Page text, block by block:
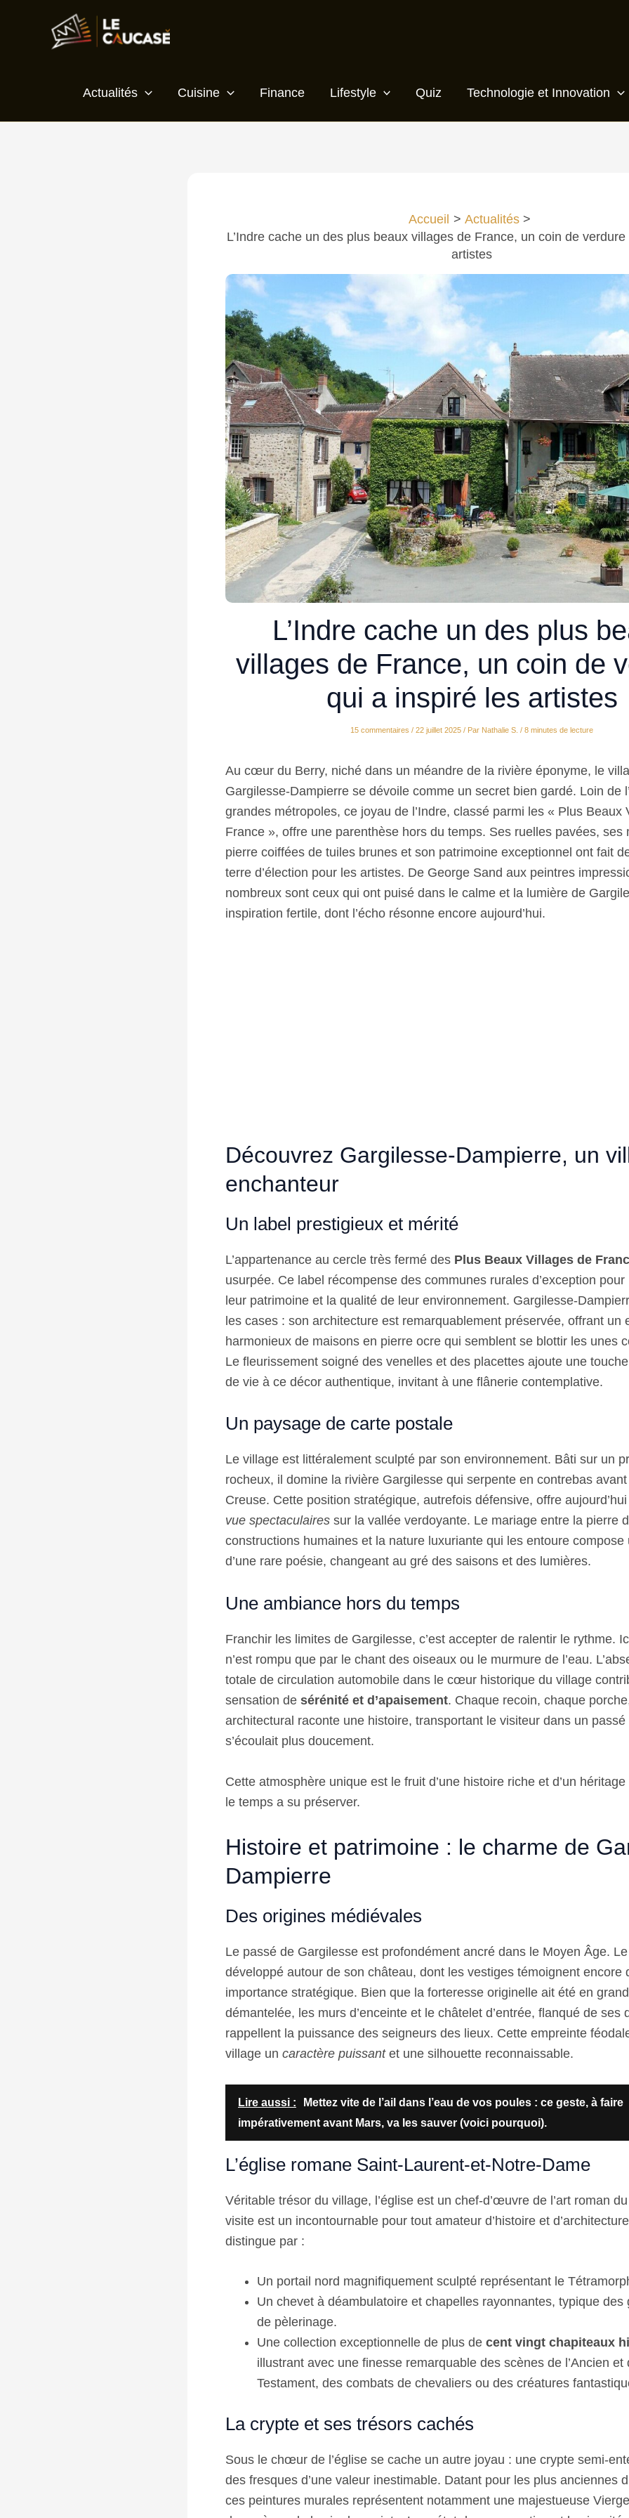
Actualités Cuisine Finance Lifestyle Quiz Technologie et Innovation
Accueil
Actualités
L’Indre cache un des plus beaux villages de France, un coin de
artistes
L’Indre cache un des plus
villages de France, un coin de
qui a inspiré les artistes
15 commentaires / 22 juillet 2025 / Par Nathalie S. / 8 minutes de lecture
Au cœur du Berry, niché dans un méandre de la rivière éponyme, le
Gargilesse-Dampierre se dévoile comme un secret bien gardé. Loin de
grandes métropoles, ce joyau de l’Indre, classé parmi les « Plus Beaux
France », offre une parenthèse hors du temps. Ses ruelles pavées, ses
pierre coiffées de tuiles brunes et son patrimoine exceptionnel ont fait
terre d’élection pour les artistes. De George Sand aux peintres
nombreux sont ceux qui ont puisé dans le calme et la lumière de
inspiration fertile, dont l’écho résonne encore aujourd’hui.
Découvrez Gargilesse-Dampierre, un
enchanteur
Un label prestigieux et mérité
L’appartenance au cercle très fermé des Plus Beaux Villages de
usurpée. Ce label récompense des communes rurales d’exception
leur patrimoine et la qualité de leur environnement. Gargilesse-
les cases : son architecture est remarquablement préservée, offrant un
harmonieux de maisons en pierre ocre qui semblent se blottir les unes
Le fleurissement soigné des venelles et des placettes ajoute une
de vie à ce décor authentique, invitant à une flânerie contemplative.
Un paysage de carte postale
Le village est littéralement sculpté par son environnement. Bâti sur un
rocheux, il domine la rivière Gargilesse qui serpente en contrebas
Creuse. Cette position stratégique, autrefois défensive, offre
vue spectaculaires sur la vallée verdoyante. Le mariage entre la pierre
constructions humaines et la nature luxuriante qui les entoure compose
d’une rare poésie, changeant au gré des saisons et des lumières.
Une ambiance hors du temps
Franchir les limites de Gargilesse, c’est accepter de ralentir le rythme.
n’est rompu que par le chant des oiseaux ou le murmure de l’eau.
totale de circulation automobile dans le cœur historique du village
sensation de sérénité et d’apaisement. Chaque recoin, chaque
architectural raconte une histoire, transportant le visiteur dans un passé
s’écoulait plus doucement.
Cette atmosphère unique est le fruit d’une histoire riche et d’un
le temps a su préserver.
Histoire et patrimoine : le charme de
Dampierre
Des origines médiévales
Le passé de Gargilesse est profondément ancré dans le Moyen Âge. Le
développé autour de son château, dont les vestiges témoignent encore
importance stratégique. Bien que la forteresse originelle ait été en
démantelée, les murs d’enceinte et le châtelet d’entrée, flanqué de ses
rappellent la puissance des seigneurs des lieux. Cette empreinte
village un caractère puissantet une silhouette reconnaissable.
Lire aussi :
Mettez vite de l’ail dans l’eau de vos poules : ce geste, à faire
impérativement avant Mars, va les sauver (voici pourquoi).
L’église romane Saint-Laurent-et-Notre-Dame
Véritable trésor du village, l’église est un chef-d’œuvre de l’art roman
visite est un incontournable pour tout amateur d’histoire et
distingue par :
Un portail nord magnifiquement sculpté représentant le
Un chevet à déambulatoire et chapelles rayonnantes, typique des
de pèlerinage.
Une collection exceptionnelle de plus de cent vingt chapiteaux
illustrant avec une finesse remarquable des scènes de l’Ancien et
Testament, des combats de chevaliers ou des créatures
La crypte et ses trésors cachés
Sous le chœur de l’église se cache un autre joyau : une crypte semi-
des fresques d’une valeur inestimable. Datant pour les plus anciennes
ces peintures murales représentent notamment une majestueuse